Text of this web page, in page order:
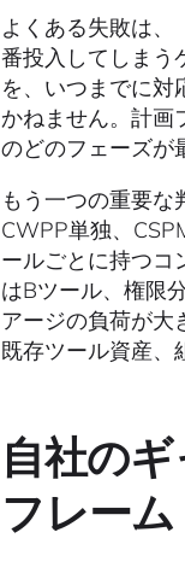
よくある失敗は、
番投入してしまう
を、いつまでに対
かねません。計画
のどのフェーズが
もう一つの重要な
CWPP単独、
ールごとに持つコ
はBツール、権限
アージの負荷が大
既存ツール資産、
自社の
フレーム